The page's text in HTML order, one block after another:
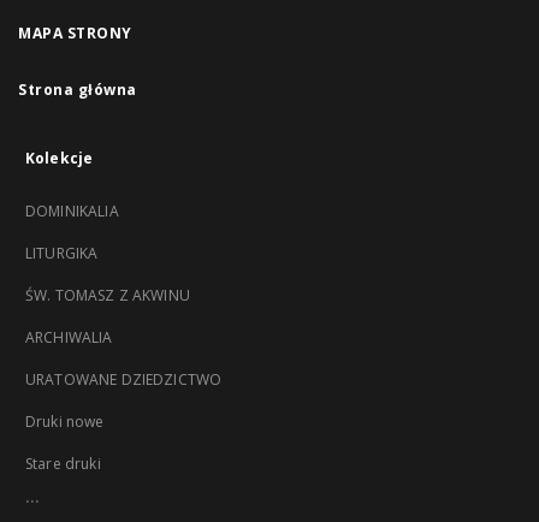
MAPA STRONY
Strona główna
Kolekcje
DOMINIKALIA
LITURGIKA
ŚW. TOMASZ Z AKWINU
ARCHIWALIA
URATOWANE DZIEDZICTWO
Druki nowe
Stare druki
...